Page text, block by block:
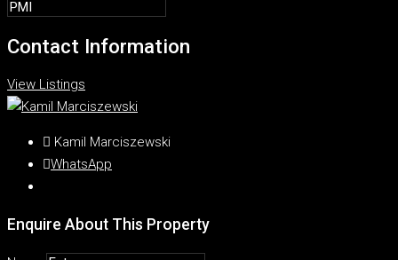
Contact Information
View Listings
Kamil Marciszewski
WhatsApp
Enquire About This Property